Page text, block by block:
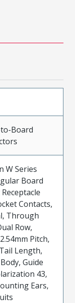
Board
W Series
Board
Contacts,
Through
Row,
Pitch,
Length,
Guide
43,
Ears,